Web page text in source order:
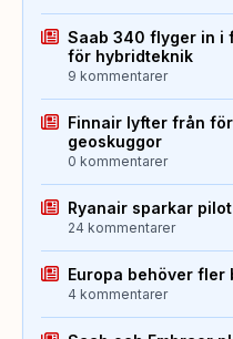
Saab 340 flyger in i
för hybridteknik
9 kommentarer
Finnair lyfter från
geoskuggor
0 kommentarer
Ryanair sparkar
24 kommentarer
Europa behöver fler
4 kommentarer